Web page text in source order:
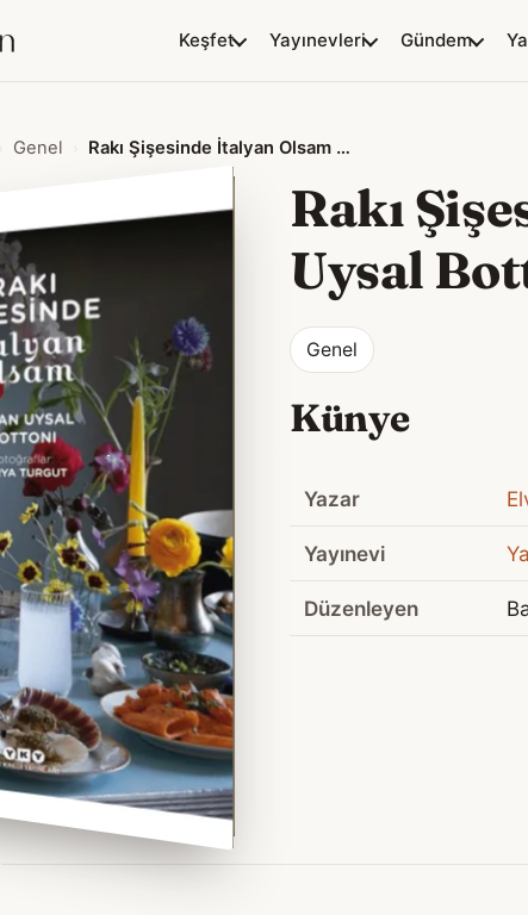
Keşfet Yayınevleri Gündem
Genel Rakı Şişesinde İtalyan Olsam – Elvan Uysal Bottoni
Rakı
Uysal
Genel
Künye
Yazar
Yayınevi
Düzenleyen